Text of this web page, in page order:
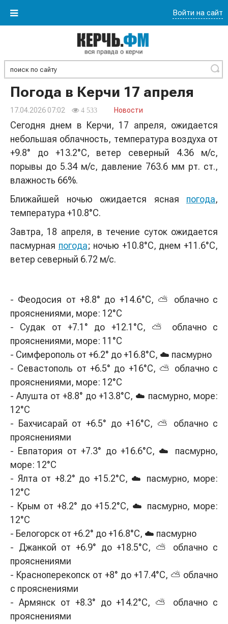
Найти
Войти на сайт
Погода в Керчи 17 апреля
17.04.2026 07:02 4 533 Новости
Сегодня днем в Керчи, 17 апреля, ожидается
небольшая облачность, температура воздуха от
+9.8° до +13.2°С, ветер северный 4.36 м/с,
порывы до 5.34 м/с, давление 763.6 мм рт. ст.,
влажность 66%.
Ближайшей ночью ожидается ясная погода,
температура +10.8°С.
Завтра, 18 апреля, в течение суток ожидается
пасмурная погода; ночью +10.8°С, днем +11.6°С,
ветер северный 6.72 м/с.
- Феодосия от +8.8° до +14.6°С, ⛅ облачно с
прояснениями, море: 12°C
- Судак от +7.1° до +12.1°С, ⛅ облачно с
прояснениями, море: 11°C
- Симферополь от +6.2° до +16.8°С, ☁️ пасмурно
- Севастополь от +6.5° до +16°С, ⛅ облачно с
прояснениями, море: 12°C
- Алушта от +8.8° до +13.8°С, ☁️ пасмурно, море:
12°C
- Бахчисарай от +6.5° до +16°С, ⛅ облачно с
прояснениями
- Евпатория от +7.3° до +16.6°С, ☁️ пасмурно,
море: 12°C
- Ялта от +8.2° до +15.2°С, ☁️ пасмурно, море:
12°C
- Крым от +8.2° до +15.2°С, ☁️ пасмурно, море:
12°C
- Белогорск от +6.2° до +16.8°С, ☁️ пасмурно
- Джанкой от +6.9° до +18.5°С, ⛅ облачно с
прояснениями
- Красноперекопск от +8° до +17.4°С, ⛅ облачно
с прояснениями
- Армянск от +8.3° до +14.2°С, ⛅ облачно с
прояснениями